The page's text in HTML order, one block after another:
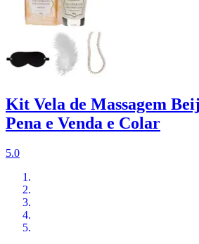
Kit Vela de Massagem
Pena e Venda e Colar
5.0